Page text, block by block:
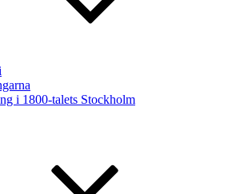
i 1800-talets Stockholm